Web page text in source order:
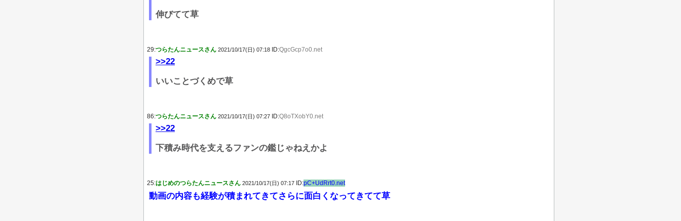
伸びてて草
29:つらたんニュースさん 2021/10/17(日) 07:18 ID:QgcGcp7o0.net
>>22
いいことづくめで草
86:つらたんニュースさん 2021/10/17(日) 07:27 ID:Q8oTXobY0.net
>>22
下積み時代を支えるファンの鑑じゃねえかよ
25:はじめのつらたんニュースさん 2021/10/17(日) 07:17 ID:pC+UdRrt0.net
動画の内容も経験が積まれてきてさらに面白くなってきてて草